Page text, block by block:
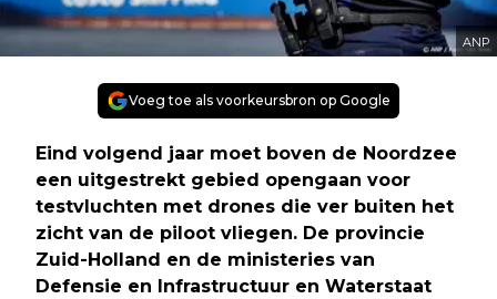
ANP
Voeg toe als voorkeursbron op Google
Eind volgend jaar moet boven de Noordzee
een uitgestrekt gebied opengaan voor
testvluchten met drones die ver buiten het
zicht van de piloot vliegen. De provincie
Zuid-Holland en de ministeries van
Defensie en Infrastructuur en Waterstaat